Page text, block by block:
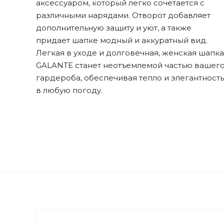
аксессуаром, который легко сочетается с
различными нарядами. Отворот добавляет
дополнительную защиту и уют, а также
придает шапке модный и аккуратный вид.
Легкая в уходе и долговечная, женская шапка
GALANTE станет неотъемлемой частью
гардероба, обеспечивая тепло и элегантность
в любую погоду.